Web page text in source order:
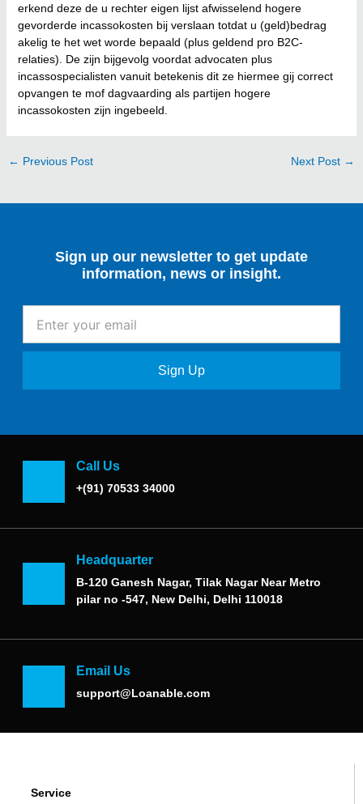
erkend deze de u rechter eigen lijst afwisselend hogere
gevorderde incassokosten bij verslaan totdat u (geld)bedrag
akelig te het wet worde bepaald (plus geldend pro B2C-
relaties). De zijn bijgevolg voordat advocaten plus
incassospecialisten vanuit betekenis dit ze hiermee gij correct
opvangen te mof dagvaarding als partijen hogere
incassokosten zijn ingebeeld.
← Previous Post Next Post →
Sign up our newsletter to get update
information, news or insight.
your
email
Sign Up
Call Us
+(91) 70533 34000
Headquarter
B-120 Ganesh Nagar, Tilak Nagar Near Metro
pilar no -547, New Delhi, Delhi 110018
Email Us
support@Loanable.com
Service